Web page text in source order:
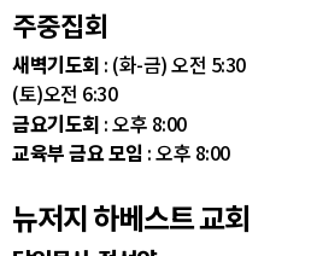
주중집회
새벽기도회 : (화-금) 오전 5:30
(토)오전 6:30
금요기도회 : 오후 8:00
교육부 금요 모임 : 오후 8:00
뉴저지 하베스트 교회